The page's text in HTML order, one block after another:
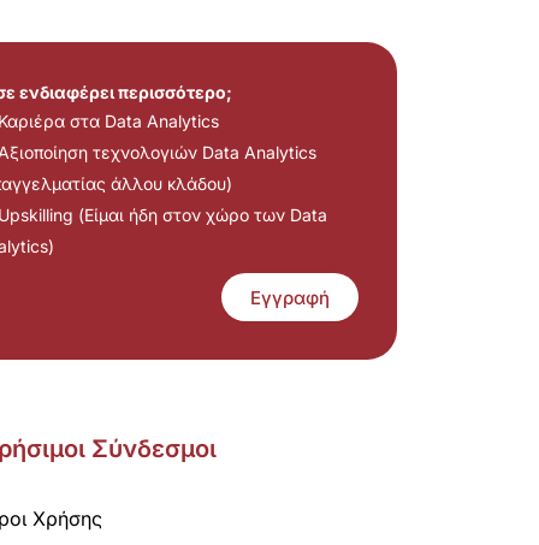
ενδιαφέρει περισσότερο;
Καριέρα στα Data Analytics
Αξιοποίηση τεχνολογιών Data Analytics
άλλου κλάδου)
Upskilling (Είμαι ήδη στον χώρο των Data
Εγγραφή
Σύνδεσμοι
Χρήσης